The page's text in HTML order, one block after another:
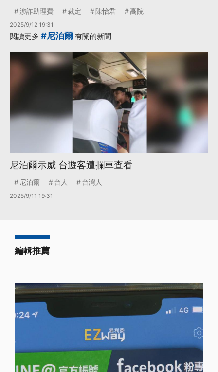
涉詐助理費 裁定 陳怡君 高院
2025/9/12 19:31
閱讀更多 #尼泊爾 有關的新聞
尼泊爾示威 台遊客遭攔車查看
尼泊爾 台人 台灣人
2025/9/11 19:31
編輯推薦